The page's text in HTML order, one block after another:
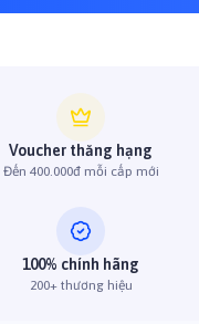
Voucher thăng hạng
Đến 400.000đ mỗi cấp mới
100% chính hãng
200+ thương hiệu